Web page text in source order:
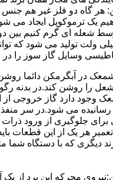
هر گاه دو فلز غیر هم جنس
یک ترموکوپل ایجاد می
شعله ای گرم کنیم بین
حدود 20 میلی ولت تولید می شود
وسایل گاز سوز را در مدت 20
در آبگرمکن دائما
را روشن کند.در بدنه
وجود دارد گاز خروجی از
رسانیده می شود.در سر
برای جلوگیری از ورود
هر یک از این قطعات باید
دیگری که با دستگاه شما
محرکه این برد از یک